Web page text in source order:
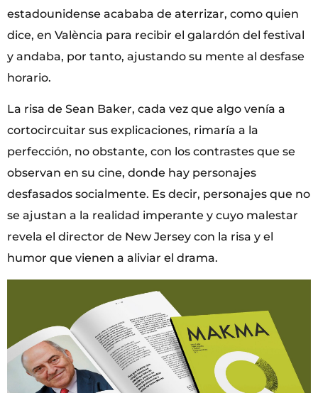
estadounidense acababa de aterrizar, como quien
dice, en València para recibir el galardón del festival
y andaba, por tanto, ajustando su mente al desfase
horario.
La risa de Sean Baker, cada vez que algo venía a
cortocircuitar sus explicaciones, rimaría a la
perfección, no obstante, con los contrastes que se
observan en su cine, donde hay personajes
desfasados socialmente. Es decir, personajes que no
se ajustan a la realidad imperante y cuyo malestar
revela el director de New Jersey con la risa y el
humor que vienen a aliviar el drama.